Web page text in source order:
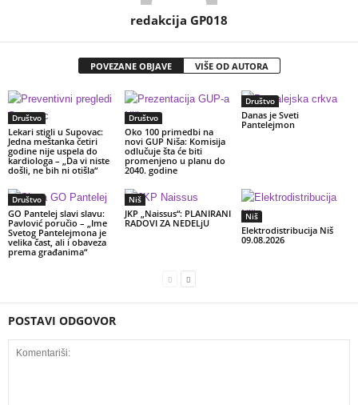
redakcija GP018
POVEZANE OBJAVE VIŠE OD AUTORA
Društvo
Lekari stigli u Supovac:
Jedna meštanka četiri
godine nije uspela do
kardiologa – „Da vi niste
došli, ne bih ni otišla“
Društvo
Oko 100 primedbi na
novi GUP Niša: Komisija
odlučuje šta će biti
promenjeno u planu do
2040. godine
Društvo
Danas je Sveti
Pantelejmon
Društvo
GO Pantelej slavi slavu:
Pavlović poručio – „Ime
Svetog Pantelejmona je
velika čast, ali i obaveza
prema građanima“
Niš
JKP „Naissus“: PLANIRANI
RADOVI ZA NEDELjU
Niš
Elektrodistribucija Niš
09.08.2026
POSTAVI ODGOVOR